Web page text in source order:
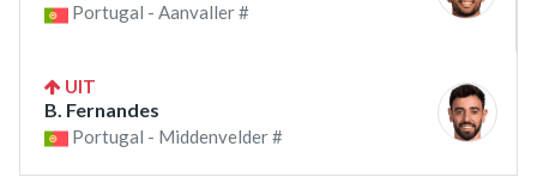
Portugal - Aanvaller #
UIT
B. Fernandes
Portugal - Middenvelder #